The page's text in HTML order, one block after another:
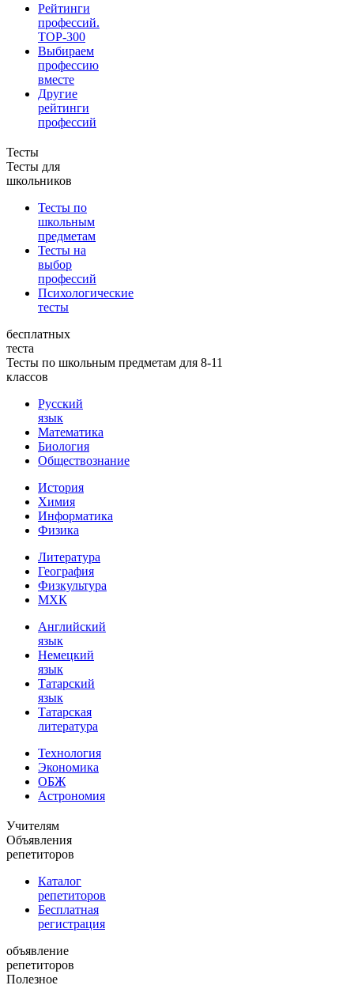
Рейтинги
профессий.
TOP-300
Выбираем
профессию
вместе
Другие
рейтинги
профессий
Тесты
Тесты для
школьников
Тесты по
школьным
предметам
Тесты на
выбор
профессий
Психологические
тесты
бесплатных
теста
Тесты по школьным предметам для 8-11
классов
Русский
язык
Математика
Биология
Обществознание
История
Химия
Информатика
Физика
Литература
География
Физкультура
МХК
Английский
язык
Немецкий
язык
Татарский
язык
Татарская
литература
Технология
Экономика
ОБЖ
Астрономия
Учителям
Объявления
репетиторов
Каталог
репетиторов
Бесплатная
регистрация
объявление
репетиторов
Полезное